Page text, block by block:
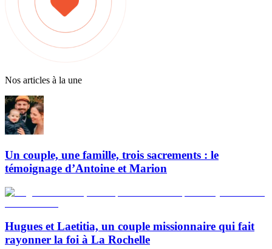
Nos articles à la une
Un couple, une famille, trois sacrements : le
témoignage d’Antoine et Marion
Hugues et Laetitia, un couple missionnaire qui fait
rayonner la foi à La Rochelle